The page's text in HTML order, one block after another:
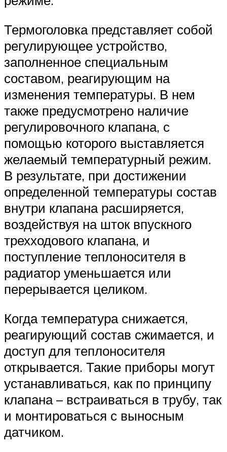
Термоголовка представляет собой
регулирующее устройство,
заполненное специальным
составом, реагирующим на
изменения температуры. В нем
также предусмотрено наличие
регулировочного клапана, с
помощью которого выставляется
желаемый температурный режим.
В результате, при достижении
определенной температуры состав
внутри клапана расширяется,
воздействуя на шток впускного
трехходового клапана, и
поступление теплоносителя в
радиатор уменьшается или
перерывается целиком.
Когда температура снижается,
реагирующий состав сжимается, и
доступ для теплоносителя
открывается. Такие приборы могут
устанавливаться, как по принципу
клапана – встраиваться в трубу, так
и монтироваться с выносным
датчиком.